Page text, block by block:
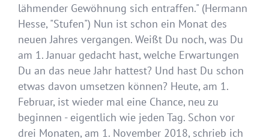
lähmender Gewöhnung sich entraffen." (Hermann
Hesse, "Stufen") Nun ist schon ein Monat des
neuen Jahres vergangen. Weißt Du noch, was Du
am 1. Januar gedacht hast, welche Erwartungen
Du an das neue Jahr hattest? Und hast Du schon
etwas davon umsetzen können? Heute, am 1.
Februar, ist wieder mal eine Chance, neu zu
beginnen - eigentlich wie jeden Tag. Schon vor
drei Monaten, am 1. November 2018, schrieb ich